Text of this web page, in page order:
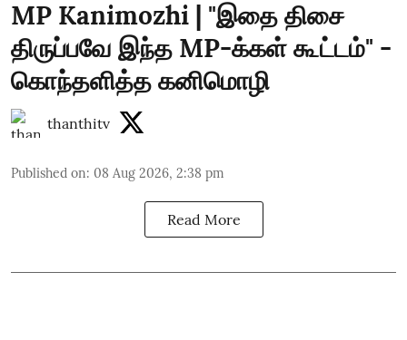
MP Kanimozhi | "இதை திசை
திருப்பவே இந்த MP-க்கள் கூட்டம்" -
கொந்தளித்த கனிமொழி
thanthitv
Published on: 08 Aug 2026, 2:38 pm
Read More